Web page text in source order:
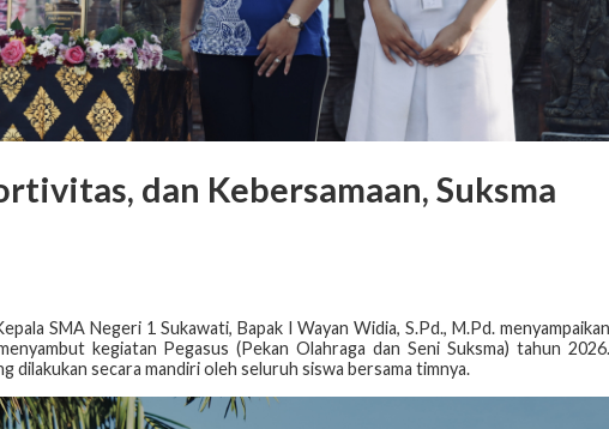
dan Kebersamaan, Suksma
SMA Negeri 1 Sukawati, Bapak I Wayan Widia, S.Pd., M.Pd. menyampaikan
kegiatan Pegasus (Pekan Olahraga dan Seni Suksma) tahun 2026.
secara mandiri oleh seluruh siswa bersama timnya.